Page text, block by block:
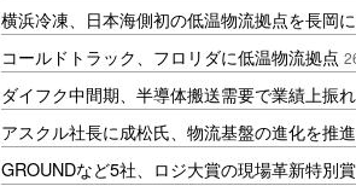
横浜冷凍、日本海側初の低温物流拠点を長岡に
コールドトラック、フロリダに低温物流拠点
ダイフク中間期、半導体搬送需要で業績上振れ
アスクル社長に成松氏、物流基盤の進化を推進
GROUNDなど5社、ロジ大賞の現場革新特別賞